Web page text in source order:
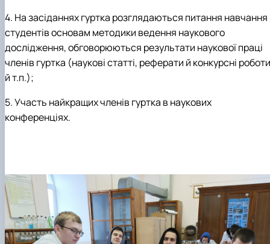
4. На засіданнях гуртка розглядаються питання навчання
студентів основам методики ведення наукового
дослідження, обговорюються результати наукової праці
членів гуртка (наукові статті, реферати й конкурсні роботи
й т.п.);
5. Участь найкращих членів гуртка в наукових
конференціях.